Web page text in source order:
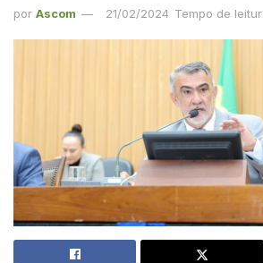
por Ascom 21/02/2024 Tempo de